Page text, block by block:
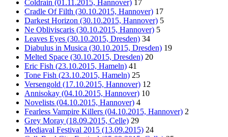
Coldrain (01.11.2015, Hannover) 17
Cradle Of Filth (30.10.2015, Hannover) 17
Darkest Horizon (30.10.2015, Hannover) 5
Ne Obliviscaris (30.10.2015, Hannover) 5
Leaves Eyes (30.10.2015, Dresden) 34
Diabulus in Musica (30.10.2015, Dresden) 19
Melted Space (30.10.2015, Dresden) 20
Eric Fish (23.10.2015, Hameln) 41
Tone Fish (23.10.2015, Hameln) 25
Versengold (17.10.2015, Hannover) 12
Annisokay (04.10.2015, Hannover) 10
Novelists (04.10.2015, Hannover) 4
Fearless Vampire Killers (04.10.2015, Hannover) 2
Grey Moray (18.09.2015, Celle) 29
Mediaval Festival 2015 (13.09.2015) 24